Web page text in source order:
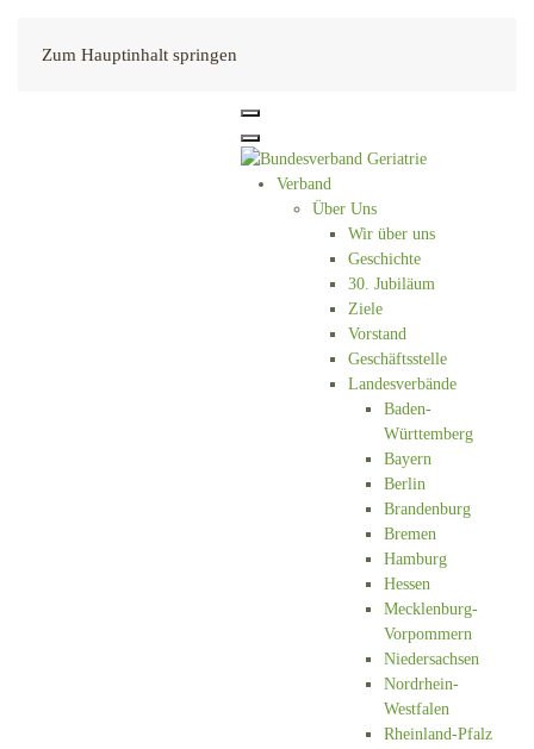
Zum Hauptinhalt springen
Verband
Über Uns
Wir über uns
Geschichte
30. Jubiläum
Ziele
Vorstand
Geschäftsstelle
Landesverbände
Baden-
Württemberg
Bayern
Berlin
Brandenburg
Bremen
Hamburg
Hessen
Mecklenburg-
Vorpommern
Niedersachsen
Nordrhein-
Westfalen
Rheinland-Pfalz